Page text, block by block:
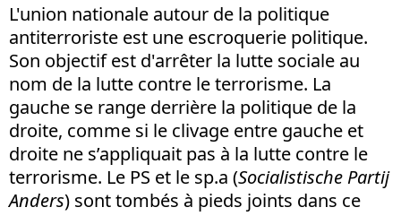
L'union nationale autour de la politique
antiterroriste est une escroquerie politique.
Son objectif est d'arrêter la lutte sociale au
nom de la lutte contre le terrorisme. La
gauche se range derrière la politique de la
droite, comme si le clivage entre gauche et
droite ne s’appliquait pas à la lutte contre le
terrorisme. Le PS et le sp.a (Socialistische Partij
Anders) sont tombés à pieds joints dans ce